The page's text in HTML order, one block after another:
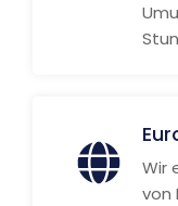
Wir
von